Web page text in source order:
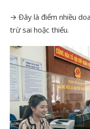
→ Đây là điểm nhiều
trừ sai hoặc thiếu.